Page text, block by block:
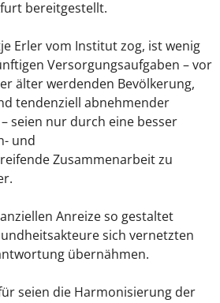
bereitgestellt.
Erler vom Institut zog, ist wenig
Versorgungsaufgaben – vor
älter werdenden Bevölkerung,
tendenziell abnehmender
seien nur durch eine besser
und
Zusammenarbeit zu
Anreize so gestaltet
sich vernetzten
übernähmen.
seien die Harmonisierung der